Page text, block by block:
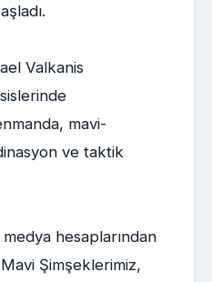
Valkanis
mavi-
ve taktik
hesaplarından
Şimşeklerimiz,